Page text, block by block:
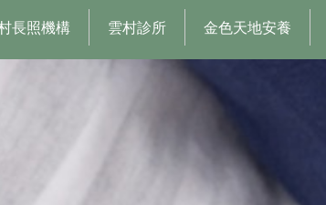
長照機構 雲村診所 金色天地安養